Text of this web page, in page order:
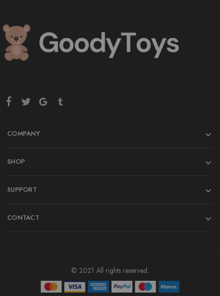
COMPANY
SHOP
SUPPORT
CONTACT
© 2021 All rights reserved.